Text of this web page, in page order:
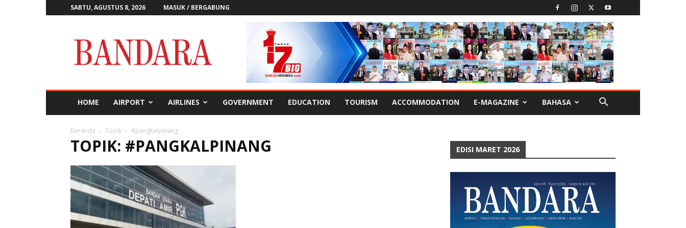
SABTU, AGUSTUS 8, 2026 MASUK / BERGABUNG
Bandara
HOME AIRPORT AIRLINES GOVERNMENT EDUCATION TOURISM ACCOMMODATION E-MAGAZINE BAHASA
Beranda Topik #pangkalpinang
TOPIK: #PANGKALPINANG EDISI MARET 2026